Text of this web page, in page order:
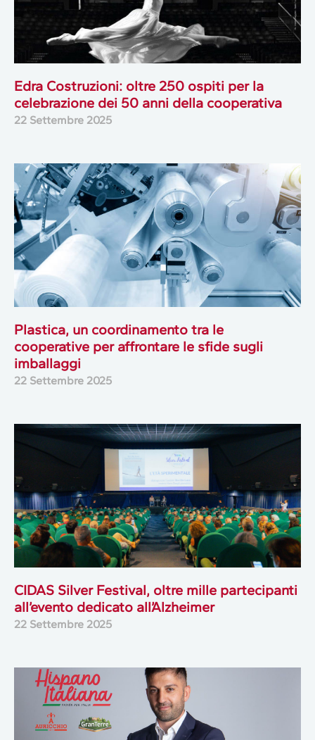
Edra Costruzioni: oltre 250 ospiti per la
celebrazione dei 50 anni della cooperativa
22 Settembre 2025
Plastica, un coordinamento tra le
cooperative per affrontare le sfide sugli
imballaggi
22 Settembre 2025
CIDAS Silver Festival, oltre mille partecipanti
all’evento dedicato all’Alzheimer
22 Settembre 2025